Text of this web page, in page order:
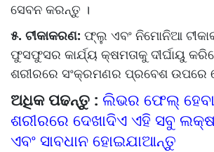
ସେବନ କରନ୍ତୁ ।
୫. ଟୀକାକରଣ: ଫ୍ଲୁ ଏବଂ ନିମୋନିଆ
ଫୁସଫୁସର କାର୍ଯ୍ୟ କ୍ଷମତାକୁ ଦୀର୍ଘାୟୁ
ଶରୀରରେ ସଂକ୍ରମଣର ପ୍ରବେଶ ଉପରେ
ଅଧିକ ପଢନ୍ତୁ : ଲିଭର ଫେଲ୍ ହେବା
ଶରୀରରେ ଦେଖାଦିଏ ଏହି ସବୁ
ଏବଂ ସାବଧାନ ହୋଇଯାଆନ୍ତୁ